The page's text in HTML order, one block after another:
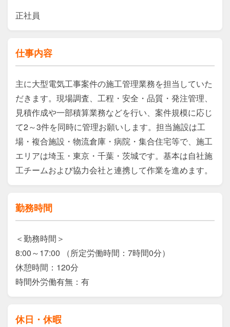
正社員
仕事内容
主に大型電気工事案件の施工管理業務を担当していた
だきます。現場調査、工程・安全・品質・発注管理、
見積作成や一部積算業務などを行い、案件規模に応じ
て2～3件を同時に管理お願いします。担当施設は工
場・複合施設・物流倉庫・病院・集合住宅等で、施工
エリアは埼玉・東京・千葉・茨城です。基本は自社施
工チームおよび協力会社と連携して作業を進めます。
勤務時間
＜勤務時間＞
8:00～17:00 （所定労働時間：7時間0分）
休憩時間：120分
休日・休暇